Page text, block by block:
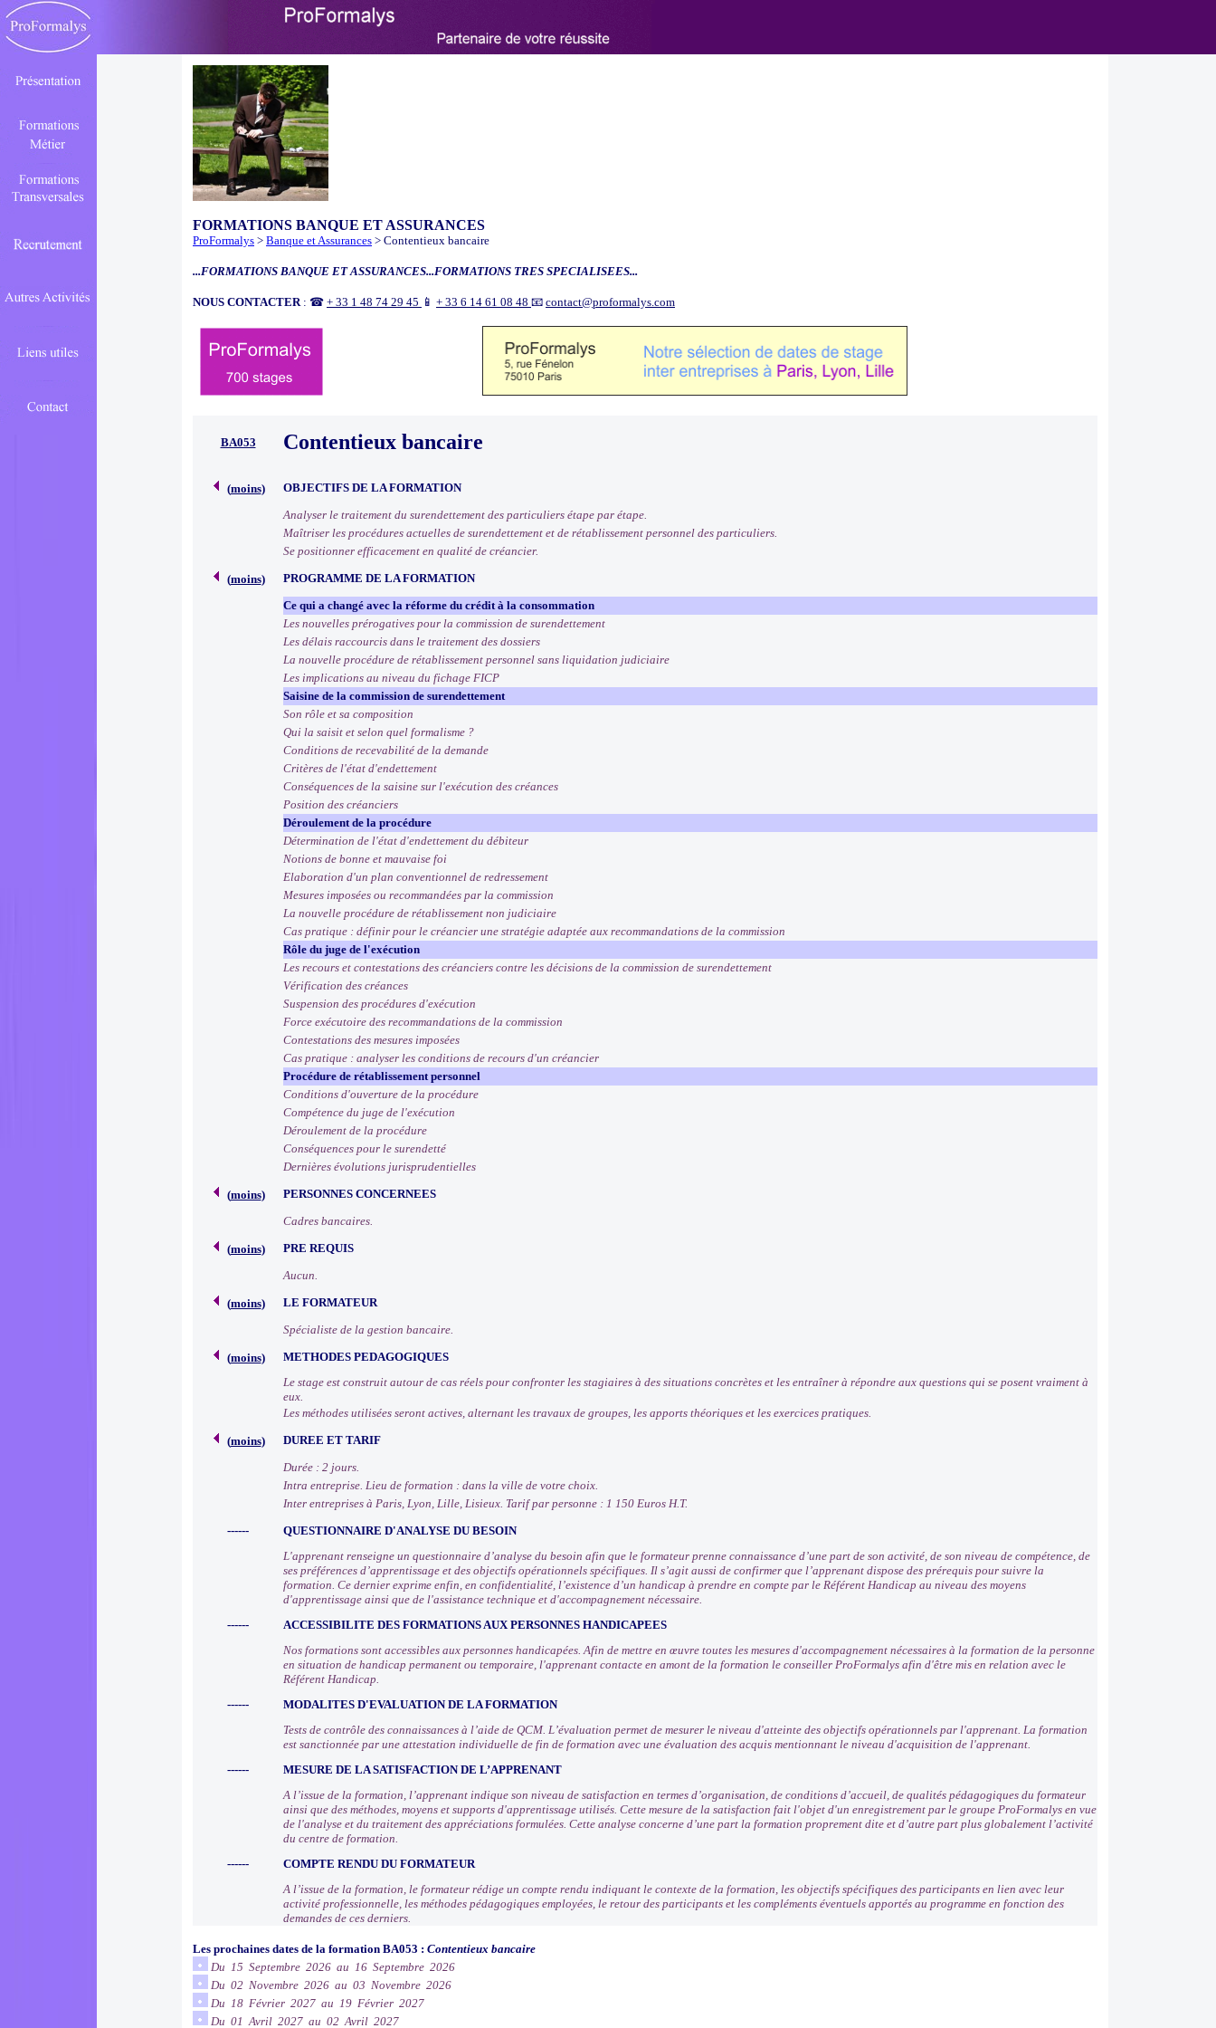
FORMATIONS BANQUE ET ASSURANCES
ProFormalys > Banque et Assurances > Contentieux bancaire
...FORMATIONS BANQUE ET ASSURANCES...FORMATIONS TRES SPECIALISEES...
NOUS CONTACTER : ☎ + 33 1 48 74 29 45 📱 + 33 6 14 61 08 48 📧 contact@proformalys.com
BA053 Contentieux bancaire
(moins)
OBJECTIFS DE LA FORMATION
Analyser le traitement du surendettement des particuliers étape par étape.
Maîtriser les procédures actuelles de surendettement et de rétablissement personnel des particuliers.
Se positionner efficacement en qualité de créancier.
(moins)
PROGRAMME DE LA FORMATION
Ce qui a changé avec la réforme du crédit à la consommation
Les nouvelles prérogatives pour la commission de surendettement
Les délais raccourcis dans le traitement des dossiers
La nouvelle procédure de rétablissement personnel sans liquidation judiciaire
Les implications au niveau du fichage FICP
Saisine de la commission de surendettement
Son rôle et sa composition
Qui la saisit et selon quel formalisme ?
Conditions de recevabilité de la demande
Critères de l'état d'endettement
Conséquences de la saisine sur l'exécution des créances
Position des créanciers
Déroulement de la procédure
Détermination de l'état d'endettement du débiteur
Notions de bonne et mauvaise foi
Elaboration d'un plan conventionnel de redressement
Mesures imposées ou recommandées par la commission
La nouvelle procédure de rétablissement non judiciaire
Cas pratique : définir pour le créancier une stratégie adaptée aux recommandations de la commission
Rôle du juge de l'exécution
Les recours et contestations des créanciers contre les décisions de la commission de surendettement
Vérification des créances
Suspension des procédures d'exécution
Force exécutoire des recommandations de la commission
Contestations des mesures imposées
Cas pratique : analyser les conditions de recours d'un créancier
Procédure de rétablissement personnel
Conditions d'ouverture de la procédure
Compétence du juge de l'exécution
Déroulement de la procédure
Conséquences pour le surendetté
Dernières évolutions jurisprudentielles
(moins)
PERSONNES CONCERNEES
Cadres bancaires.
(moins)
PRE REQUIS
Aucun.
(moins)
LE FORMATEUR
Spécialiste de la gestion bancaire.
(moins)
METHODES PEDAGOGIQUES
Le stage est construit autour de cas réels pour confronter les stagiaires à des situations concrètes et les entraîner à répondre aux questions qui se posent vraiment à
eux.
Les méthodes utilisées seront actives, alternant les travaux de groupes, les apports théoriques et les exercices pratiques.
(moins)
DUREE ET TARIF
Durée : 2 jours.
Intra entreprise. Lieu de formation : dans la ville de votre choix.
Inter entreprises à Paris, Lyon, Lille, Lisieux. Tarif par personne : 1 150 Euros H.T.
------
QUESTIONNAIRE D'ANALYSE DU BESOIN
L'apprenant renseigne un questionnaire d’analyse du besoin afin que le formateur prenne connaissance d’une part de son activité, de son niveau de compétence, de
ses préférences d’apprentissage et des objectifs opérationnels spécifiques. Il s’agit aussi de confirmer que l’apprenant dispose des prérequis pour suivre la
formation. Ce dernier exprime enfin, en confidentialité, l’existence d’un handicap à prendre en compte par le Référent Handicap au niveau des moyens
d'apprentissage ainsi que de l'assistance technique et d'accompagnement nécessaire.
------
ACCESSIBILITE DES FORMATIONS AUX PERSONNES HANDICAPEES
Nos formations sont accessibles aux personnes handicapées. Afin de mettre en œuvre toutes les mesures d'accompagnement nécessaires à la formation de la personne
en situation de handicap permanent ou temporaire, l'apprenant contacte en amont de la formation le conseiller ProFormalys afin d'être mis en relation avec le
Référent Handicap.
------
MODALITES D'EVALUATION DE LA FORMATION
Tests de contrôle des connaissances à l’aide de QCM. L’évaluation permet de mesurer le niveau d'atteinte des objectifs opérationnels par l'apprenant. La formation
est sanctionnée par une attestation individuelle de fin de formation avec une évaluation des acquis mentionnant le niveau d'acquisition de l'apprenant.
------
MESURE DE LA SATISFACTION DE L’APPRENANT
A l’issue de la formation, l’apprenant indique son niveau de satisfaction en termes d’organisation, de conditions d’accueil, de qualités pédagogiques du formateur
ainsi que des méthodes, moyens et supports d'apprentissage utilisés. Cette mesure de la satisfaction fait l'objet d'un enregistrement par le groupe ProFormalys en vue
de l'analyse et du traitement des appréciations formulées. Cette analyse concerne d’une part la formation proprement dite et d’autre part plus globalement l’activité
du centre de formation.
------
COMPTE RENDU DU FORMATEUR
A l’issue de la formation, le formateur rédige un compte rendu indiquant le contexte de la formation, les objectifs spécifiques des participants en lien avec leur
activité professionnelle, les méthodes pédagogiques employées, le retour des participants et les compléments éventuels apportés au programme en fonction des
demandes de ces derniers.
Les prochaines dates de la formation BA053 : Contentieux bancaire
Du 15 Septembre 2026 au 16 Septembre 2026
Du 02 Novembre 2026 au 03 Novembre 2026
Du 18 Février 2027 au 19 Février 2027
Du 01 Avril 2027 au 02 Avril 2027